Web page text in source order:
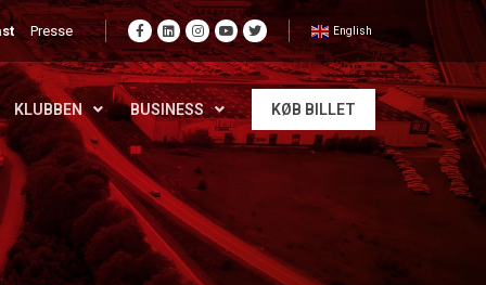
Presse English
KLUBBEN BUSINESS KØB BILLET